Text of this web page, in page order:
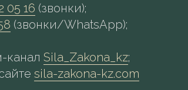
05 16 (звонки);
(звонки/WhatsApp);
канал Sila_Zakona_kz;
sila-zakona-kz.com